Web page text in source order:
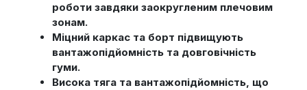
роботи завдяки заокругленим плечовим
зонам.
Міцний каркас та борт підвищують
вантажопідйомність та довговічність
гуми.
Висока тяга та вантажопідйомність, що